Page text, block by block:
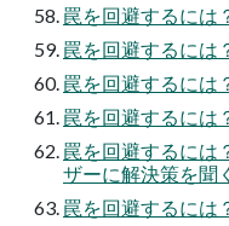
罠を回避するには
罠を回避するには
罠を回避するには
罠を回避するには
罠を回避するには
ザーに解決策を聞
罠を回避するには